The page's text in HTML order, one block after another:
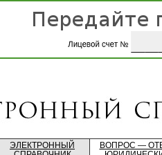
ЭЛЕКТРОННЫЙ
ВОПРОС —